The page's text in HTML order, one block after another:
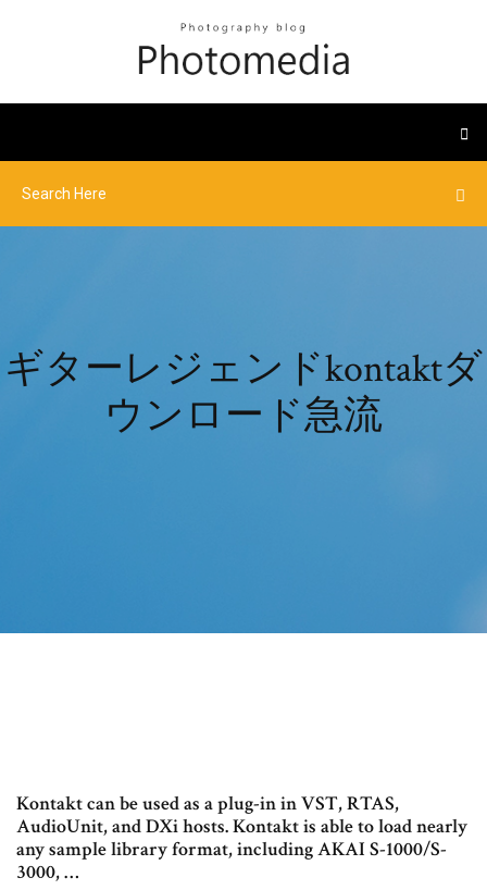
ギターレジェンドkontaktダ
ウンロード急流
Kontakt can be used as a plug-in in VST, RTAS,
AudioUnit, and DXi hosts. Kontakt is able to load nearly
any sample library format, including AKAI S-1000/S-
3000, …